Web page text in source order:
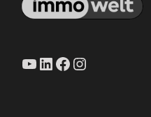
YouTube
LinkedIn
Facebook
Instagram